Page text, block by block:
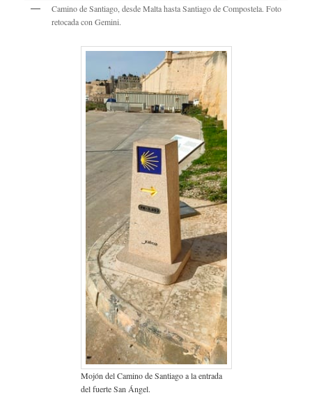
Camino de Santiago, desde Malta hasta Santiago de Compostela. Foto
retocada con Gemini.
Mojón del Camino de Santiago a la entrada
del fuerte San Ángel.